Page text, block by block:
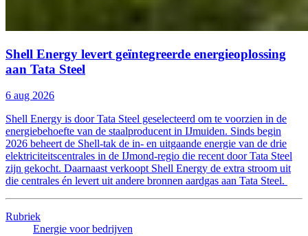
Shell Energy levert geïntegreerde energieoplossing
aan Tata Steel
6 aug 2026
Shell Energy is door Tata Steel geselecteerd om te voorzien in de
energiebehoefte van de staalproducent in IJmuiden. Sinds begin
2026 beheert de Shell-tak de in- en uitgaande energie van de drie
elektriciteitscentrales in de IJmond-regio die recent door Tata Steel
zijn gekocht. Daarnaast verkoopt Shell Energy de extra stroom uit
die centrales én levert uit andere bronnen aardgas aan Tata Steel.
Rubriek
Energie voor bedrijven